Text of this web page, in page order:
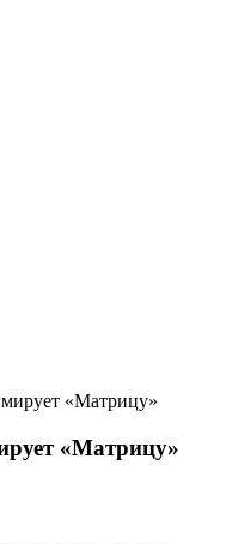
«Матрицу»
«Матрицу»